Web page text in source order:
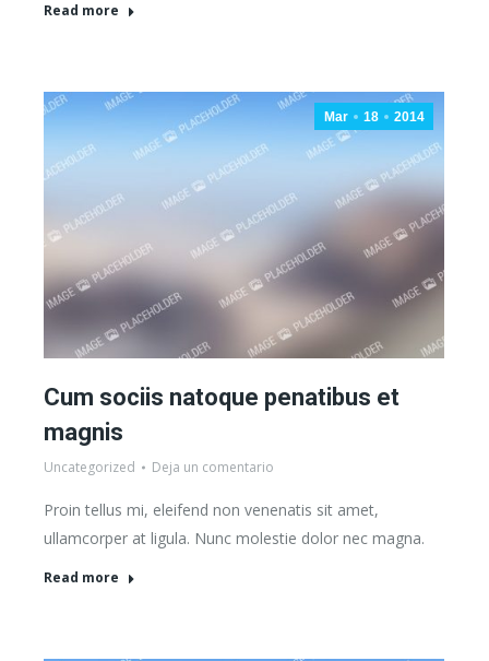
Read more
Mar 18 2014
Cum sociis natoque penatibus et
magnis
Uncategorized Deja un comentario
Proin tellus mi, eleifend non venenatis sit amet,
ullamcorper at ligula. Nunc molestie dolor nec magna.
Read more